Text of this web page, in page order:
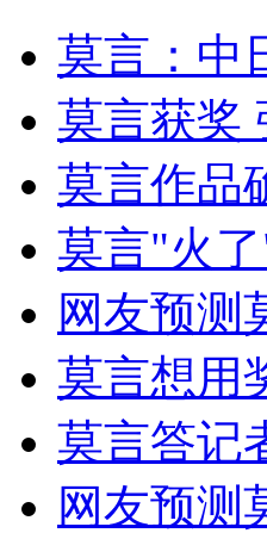
外交部：反对强权政治
安徽一实载49人客车翻车
消防员救轻生者 花炮节
莫言：中
莫言获奖
莫言作品
莫言"火
网友预测
莫言想用
莫言答记
网友预测